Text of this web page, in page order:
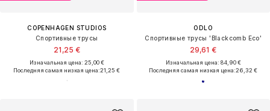
COPENHAGEN STUDIOS
Спортивные трусы
21,25 €
Изначальная цена: 25,00 €
Последняя самая низкая цена:21,25 €
ODLO
Спортивные трусы 'Blackcomb Eco'
29,61 €
Изначальная цена: 84,90 €
Последняя самая низкая цена:26,32 €